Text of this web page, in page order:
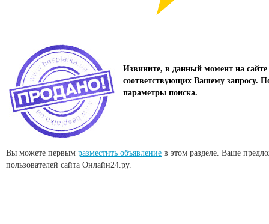
Извините, в данный момент на сайте
соответствующих Вашему запросу.
параметры поиска.
Вы можете первым разместить объявление в этом разделе. Ваше
пользователей сайта Онлайн24.ру.